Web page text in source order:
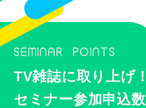
SEMINAR POINTS
TV雑誌に取り上げ！
セミナー参加申込数